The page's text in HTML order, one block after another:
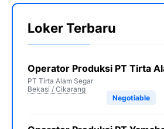
Loker Terbaru
Operator Produksi PT Tirta
PT Tirta Alam Segar
Bekasi / Cikarang
Negotiable